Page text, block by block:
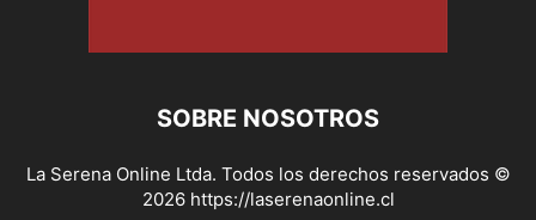
SOBRE NOSOTROS
La Serena Online Ltda. Todos los derechos reservados ©
2026 https://laserenaonline.cl